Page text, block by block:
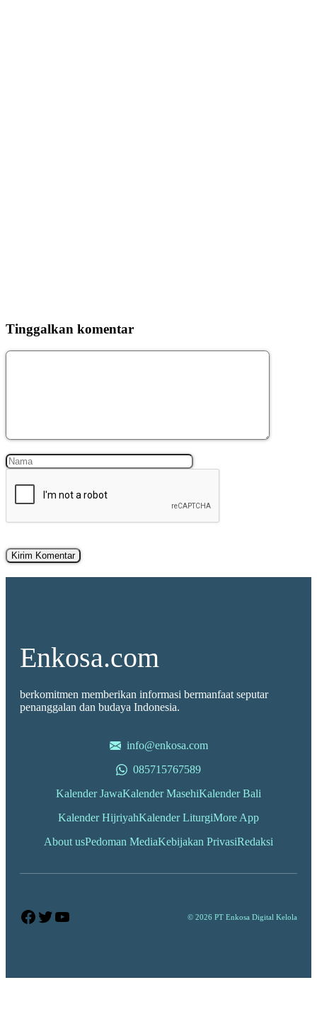
Tinggalkan komentar
Komentar
Nama Surel
Enkosa.com
berkomitmen memberikan informasi bermanfaat seputar
penanggalan dan budaya Indonesia.
info@enkosa.com
085715767589
Kalender JawaKalender MasehiKalender Bali
Kalender HijriyahKalender LiturgiMore App
About usPedoman MediaKebijakan PrivasiRedaksi
Facebook
Twitter
YouTube © 2026 PT Enkosa Digital Kelola